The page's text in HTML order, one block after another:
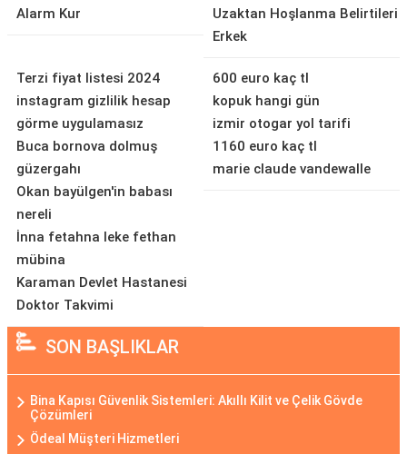
Alarm Kur
Uzaktan Hoşlanma Belirtileri
Erkek
Terzi fiyat listesi 2024
instagram gizlilik hesap
görme uygulamasız
Buca bornova dolmuş
güzergahı
Okan bayülgen'in babası
nereli
İnna fetahna leke fethan
mübina
Karaman Devlet Hastanesi
Doktor Takvimi
600 euro kaç tl
kopuk hangi gün
izmir otogar yol tarifi
1160 euro kaç tl
marie claude vandewalle
SON BAŞLIKLAR
Bina Kapısı Güvenlik Sistemleri: Akıllı Kilit ve Çelik Gövde
Çözümleri
Ödeal Müşteri Hizmetleri